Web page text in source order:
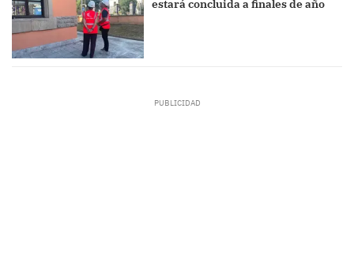
estará concluida a finales de año